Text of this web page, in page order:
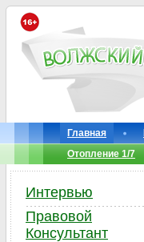
Главная
Отопление 1/7
Интервью
Правовой
Консультант